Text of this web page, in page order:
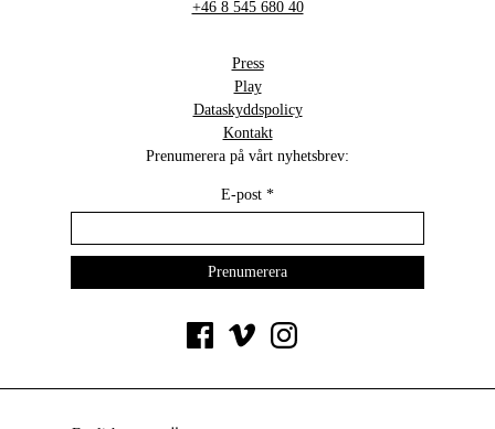
+46 8 545 680 40
Press
Play
Dataskyddspolicy
Kontakt
Prenumerera på vårt nyhetsbrev:
E-post *